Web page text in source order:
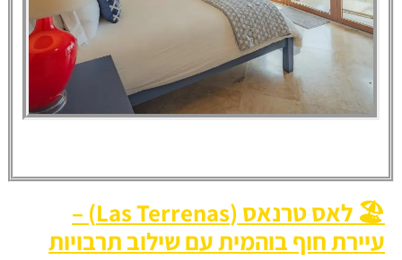
Hotel
🏖️ לאס טרנאס (Las Terrenas) –
עיירת חוף בוהמית עם שילוב תרבויות